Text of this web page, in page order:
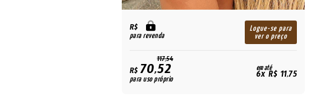
R$
para revenda
Logue-se para
ver o preço
117,54
R$70,52
para uso próprio
em até
6x R$ 11,75